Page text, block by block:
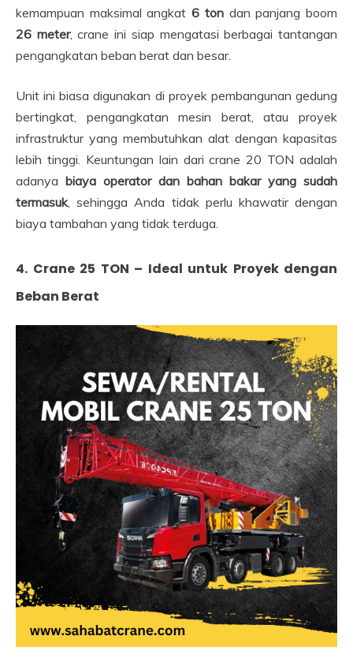
kemampuan maksimal angkat6 tondan panjang boom
26 meter, crane ini siap mengatasi berbagai tantangan
pengangkatan beban berat dan besar.
Unit ini biasa digunakan di proyek pembangunan gedung
bertingkat, pengangkatan mesin berat, atau proyek
infrastruktur yang membutuhkan alat dengan kapasitas
lebih tinggi. Keuntungan lain dari crane 20 TON adalah
adanya biaya operator dan bahan bakar yang sudah
termasuk, sehingga Anda tidak perlu khawatir dengan
biaya tambahan yang tidak terduga.
4. Crane 25 TON – Ideal untuk Proyek dengan
Beban Berat